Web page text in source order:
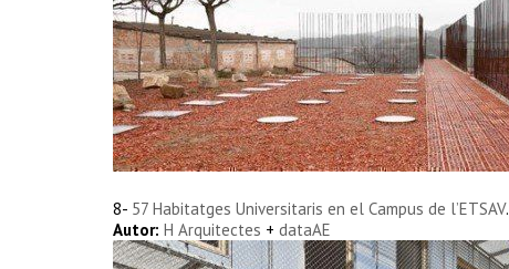
8- 57 Habitatges Universitaris en el Campus de l’ETSAV.
Autor: H Arquitectes + dataAE